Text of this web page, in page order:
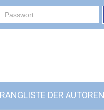
RANGLISTE DER AUTOREN